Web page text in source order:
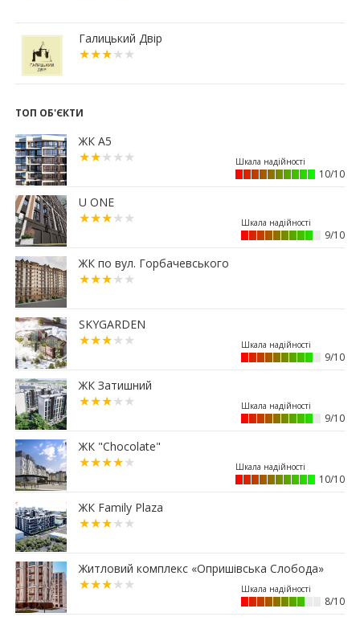
02.07.2026
18:56
Мерія планує викупити історичний будинок
за 7 млн грн
11:23
Вибір меблів для маленьких квартир: актуальні
рішення 2026 року
15:12
Житловий район “Княгинин” – від
архітектурного задуму до повноцінного
міського середовища
15:38
Альтернатива депозитам: скільки можна
заробити на купівлі паркомісця у Франківську
12:52
Мешканці одного з мікрорайонів Франківська
вимагають перевірити чергову будову
13:40
Квартири здорожчали на 14%: скільки тепер
коштує житло у Франківську
25.06.2026
11:36
Ваша мрія отримала адресу: біля Veles Mall
з’явиться новий квартал Dreamland
24.06.2026
11:04
Що буде з історичною бруківкою, яку
демонтували у Франківську
10:42
Купівля житла за держпрограмами
ускладнилася через оцінку нерухомості
09:00
Скільки податку сплатили власники
Галицький Двір
ТОП ОБ'ЄКТИ
ЖК А5
10/10
U ONE
9/10
ЖК по вул. Горбачевського
SKYGARDEN
9/10
ЖК Затишний
9/10
ЖК "Chocolate"
10/10
ЖК Family Plaza
Житловий комплекс «Опришівська Слобода»
8/10